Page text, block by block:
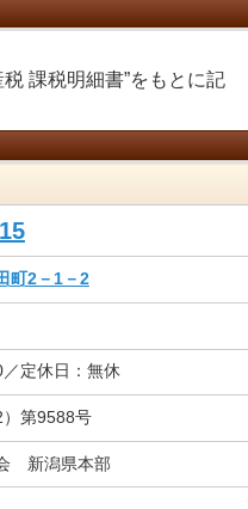
課税明細書”をもとに記
町2－1－2
定休日：無休
）第9588号
新潟県本部